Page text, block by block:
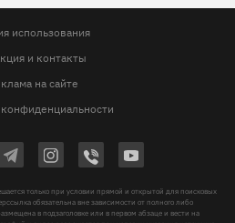
использования
и контакты
на сайте
только при условии прямой и открытой для поисковых
обязательна вне зависимости от полного либо
в подзаголовке или в первом абзаце и вести на